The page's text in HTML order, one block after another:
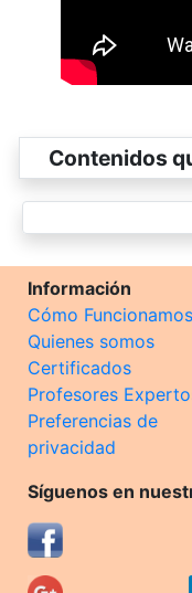
Contenidos
Información
Cómo Funcionamos
Quienes somos
Certificados
Profesores
Preferencias de
privacidad
Síguenos en